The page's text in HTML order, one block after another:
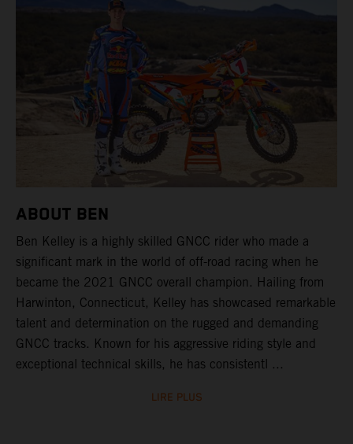
ABOUT BEN
Ben Kelley is a highly skilled GNCC rider who made a
significant mark in the world of off-road racing when he
became the 2021 GNCC overall champion. Hailing from
Harwinton, Connecticut, Kelley has showcased remarkable
talent and determination on the rugged and demanding
GNCC tracks. Known for his aggressive riding style and
exceptional technical skills, he has consistentl ...
LIRE PLUS